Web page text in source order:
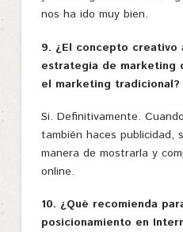
nos ha ido muy bien.
9. ¿El concepto creativo
estrategia de marketing
el marketing tradicional?
Si. Definitivamente.
también haces publicidad,
manera de mostrarla y
online.
10. ¿Qué recomienda
posicionamiento en